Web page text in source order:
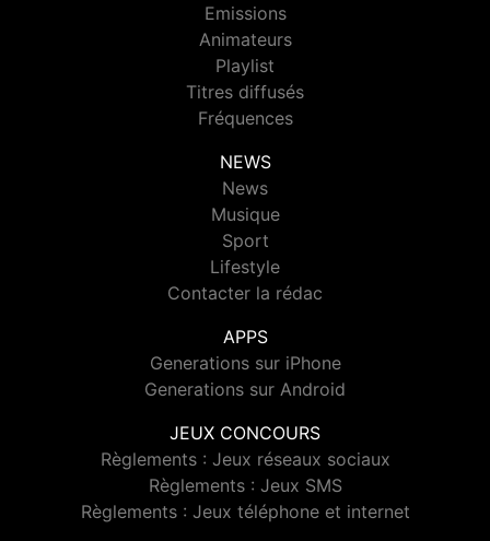
Emissions
Animateurs
Playlist
Titres diffusés
Fréquences
NEWS
News
Musique
Sport
Lifestyle
Contacter la rédac
APPS
Generations sur iPhone
Generations sur Android
JEUX CONCOURS
Règlements : Jeux réseaux sociaux
Règlements : Jeux SMS
Règlements : Jeux téléphone et internet